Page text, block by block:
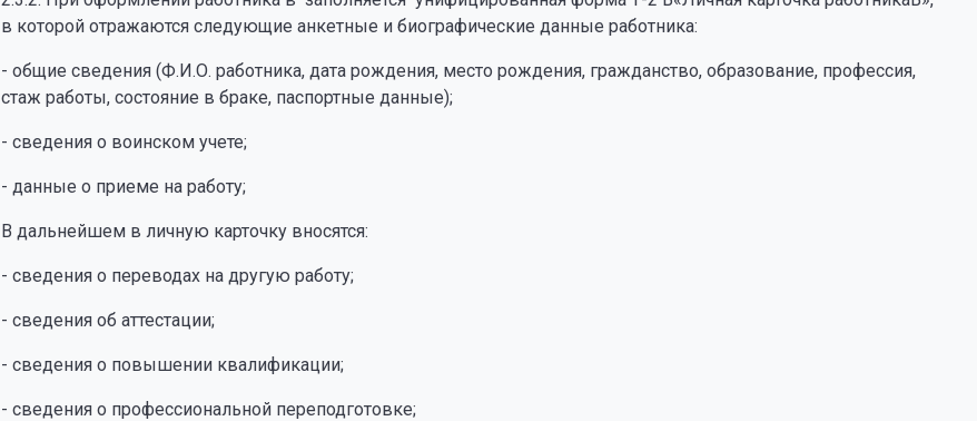
в которой отражаются следующие анкетные и биографические данные работника:
- общие сведения (Ф.И.О. работника, дата рождения, место рождения, гражданство, образование, профессия,
стаж работы, состояние в браке, паспортные данные);
- сведения о воинском учете;
- данные о приеме на работу;
В дальнейшем в личную карточку вносятся:
- сведения о переводах на другую работу;
- сведения об аттестации;
- сведения о повышении квалификации;
- сведения о профессиональной переподготовке;